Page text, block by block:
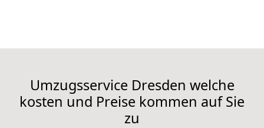
Umzugsservice Dresden welche
kosten und Preise kommen auf Sie
zu